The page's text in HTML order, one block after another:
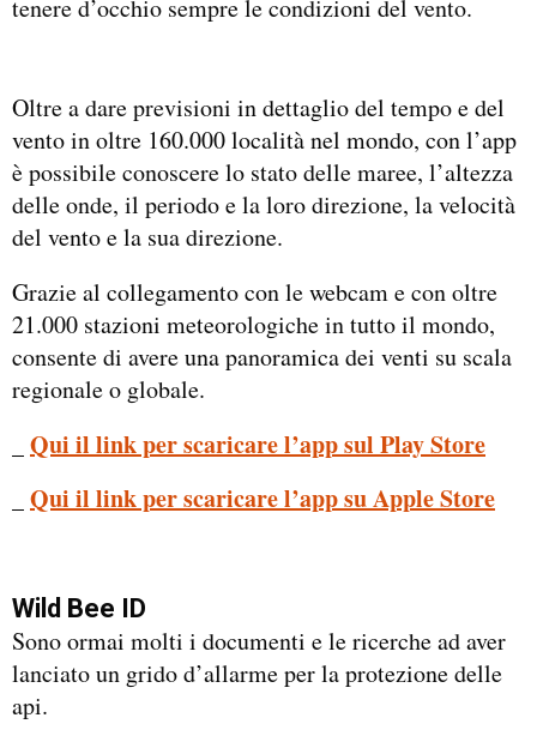
tenere d’occhio sempre le condizioni del vento.
Oltre a dare previsioni in dettaglio del tempo e del
vento in oltre 160.000 località nel mondo, con l’app
è possibile conoscere lo stato delle maree, l’altezza
delle onde, il periodo e la loro direzione, la velocità
del vento e la sua direzione.
Grazie al collegamento con le webcam e con oltre
21.000 stazioni meteorologiche in tutto il mondo,
consente di avere una panoramica dei venti su scala
regionale o globale.
Qui il link per scaricare l’app sul Play Store
Qui il link per scaricare l’app su Apple Store
Wild Bee ID
Sono ormai molti i documenti e le ricerche ad aver
lanciato un grido d’allarme per la protezione delle
api.